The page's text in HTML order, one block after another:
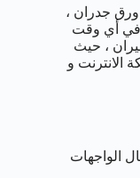
جدران ،
في أي وقت
، حيث
الانترنت و
الواجهات